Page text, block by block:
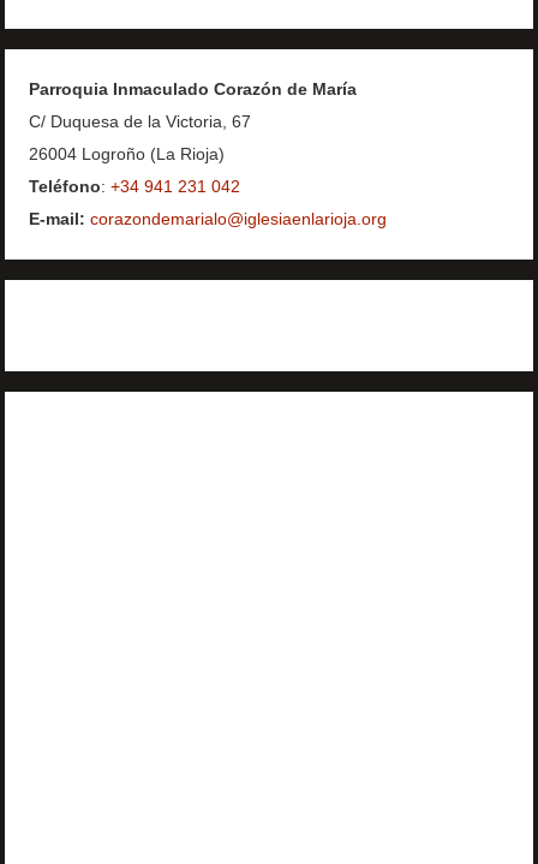
Parroquia Inmaculado Corazón de María
C/ Duquesa de la Victoria, 67
26004 Logroño (La Rioja)
Teléfono:+34 941 231 042
E-mail: corazondemarialo@iglesiaenlarioja.org